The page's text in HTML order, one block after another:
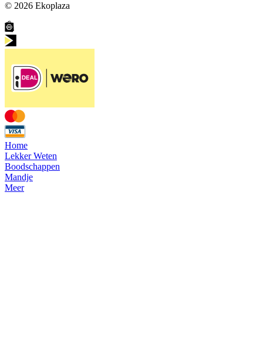
© 2026 Ekoplaza
Home
Lekker Weten
Boodschappen
Mandje
Meer